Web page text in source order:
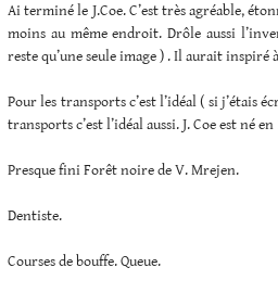
Ai terminé le J.Coe. C’est très agréable,
moins au même endroit. Drôle aussi
reste qu’une seule image ) . Il aurait inspiré
Pour les transports c’est l’idéal ( si j’étais
transports c’est l’idéal aussi. J. Coe est né
Presque fini Forêt noire de V. Mrejen.
Dentiste.
Courses de bouffe. Queue.